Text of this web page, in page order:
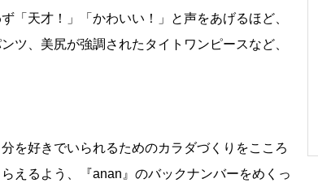
「天才！」「かわいい！」と声をあげるほど、
ツ、美尻が強調されたタイトワンピースなど、
を好きでいられるためのカラダづくりをこころ
えるよう、『anan』のバックナンバーをめくっ